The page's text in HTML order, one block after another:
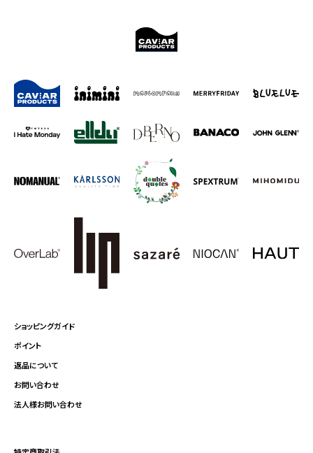
ショッピングガイド
ポイント
返品について
お問い合わせ
法人様お問い合わせ